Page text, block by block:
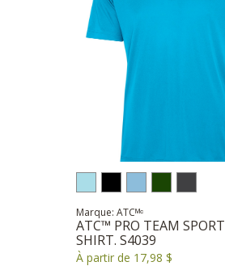
Marque: ATCᴹᶜ
ATC™ PRO TEAM SPORT
SHIRT. S4039
À partir de 17,98 $